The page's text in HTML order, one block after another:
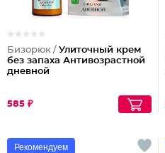
Бизорюк / Улиточный крем
без запаха Антивозрастной
дневной
585 ₽
Рекомендуем